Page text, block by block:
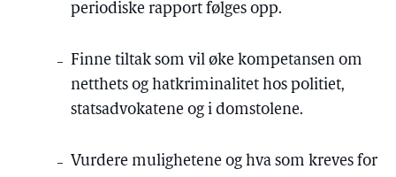
periodiske rapport følges opp.
Finne tiltak som vil øke kompetansen om
netthets og hatkriminalitet hos politiet,
statsadvokatene og i domstolene.
Vurdere mulighetene og hva som kreves for